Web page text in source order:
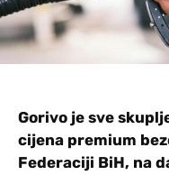
Gorivo je sve
cijena premium
Federaciji BiH, na